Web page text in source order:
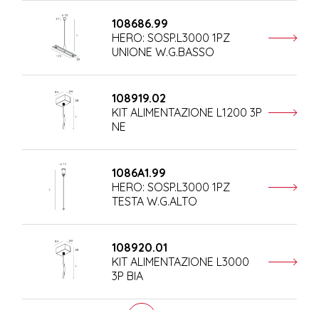
108686.99
HERO: SOSP.L3000 1PZ
UNIONE W.G.BASSO
108919.02
KIT ALIMENTAZIONE L1200 3P
NE
1086A1.99
HERO: SOSP.L3000 1PZ
TESTA W.G.ALTO
108920.01
KIT ALIMENTAZIONE L3000
3P BIA